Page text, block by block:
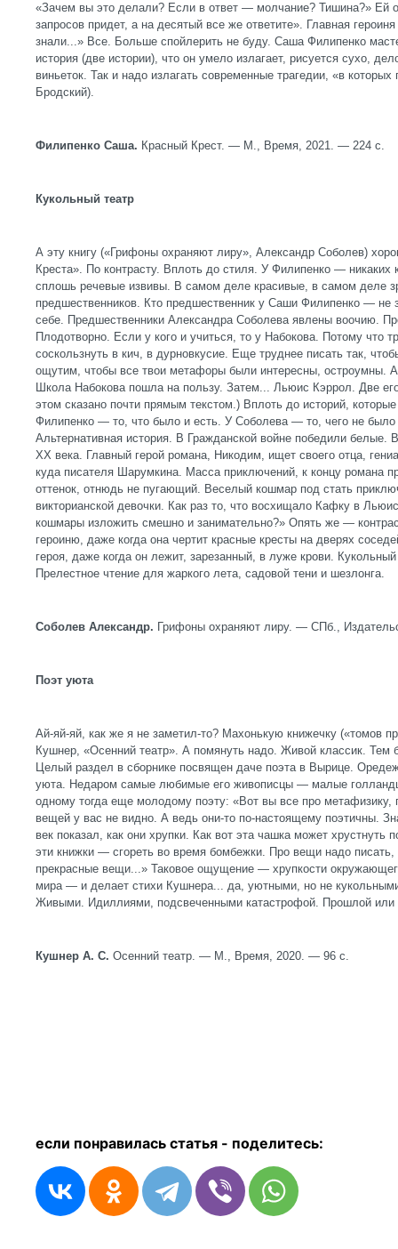
«Зачем вы это делали? Если в ответ — молчание? Тишина?» Ей
запросов придет, а на десятый все же ответите». Главная
знали...» Все. Больше спойлерить не буду. Саша Филипенко
история (две истории), что он умело излагает, рисуется сухо,
виньеток. Так и надо излагать современные трагедии, «в
Бродский).
Филипенко Саша. Красный Крест. — М., Время, 2021. — 224 с.
Кукольный театр
А эту книгу («Грифоны охраняют лиру», Александр Соболев)
Креста». По контрасту. Вплоть до стиля. У Филипенко —
сплошь речевые извивы. В самом деле красивые, в самом деле
предшественников. Кто предшественник у Саши Филипенко —
себе. Предшественники Александра Соболева явлены воочию.
Плодотворно. Если у кого и учиться, то у Набокова. Потому что
соскользнуть в кич, в дурновкусие. Еще труднее писать так,
ощутим, чтобы все твои метафоры были интересны, остроумны.
Школа Набокова пошла на пользу. Затем... Льюис Кэррол. Две
этом сказано почти прямым текстом.) Вплоть до историй,
Филипенко — то, что было и есть. У Соболева — то, чего не было
Альтернативная история. В Гражданской войне победили
XX века. Главный герой романа, Никодим, ищет своего отца,
куда писателя Шарумкина. Масса приключений, к концу романа
оттенок, отнюдь не пугающий. Веселый кошмар под стать
викторианской девочки. Как раз то, что восхищало Кафку в
кошмары изложить смешно и занимательно?» Опять же —
героиню, даже когда она чертит красные кресты на дверях
героя, даже когда он лежит, зарезанный, в луже крови.
Прелестное чтение для жаркого лета, садовой тени и шезлонга.
Соболев Александр. Грифоны охраняют лиру. — СПб.,
Поэт уюта
Ай-яй-яй, как же я не заметил-то? Махонькую книжечку («томов
Кушнер, «Осенний театр». А помянуть надо. Живой классик. Тем
Целый раздел в сборнике посвящен даче поэта в Вырице.
уюта. Недаром самые любимые его живописцы — малые
одному тогда еще молодому поэту: «Вот вы все про метафизику,
вещей у вас не видно. А ведь они-то по-настоящему поэтичны.
век показал, как они хрупки. Как вот эта чашка может хрустнуть
эти книжки — сгореть во время бомбежки. Про вещи надо
прекрасные вещи...» Таковое ощущение — хрупкости
мира — и делает стихи Кушнера... да, уютными, но не
Живыми. Идиллиями, подсвеченными катастрофой. Прошлой или
Кушнер А. С. Осенний театр. — М., Время, 2020. — 96 с.
если понравилась статья - поделитесь: